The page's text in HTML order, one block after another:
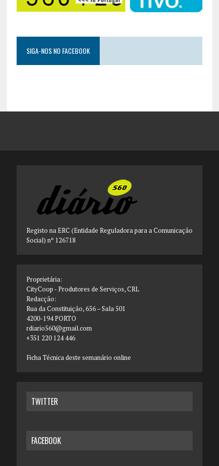
SIGA-NOS NO FACEBOOK
Registo na ERC (Entidade Reguladora para a Comunicação
Social) nº 126718
Proprietária:
CityCoop - Produtores de Serviços, CRL
Redacção:
Rua da Constituição, 656 – Sala 501
4200-194 PORTO
rdiario560@gmail.com
+351 220 124 446
Ficha Técnica deste semanário online
TWITTER
FACEBOOK